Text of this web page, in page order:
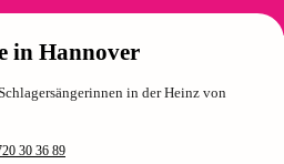
in Hannover
in der Heinz von
30 36 89